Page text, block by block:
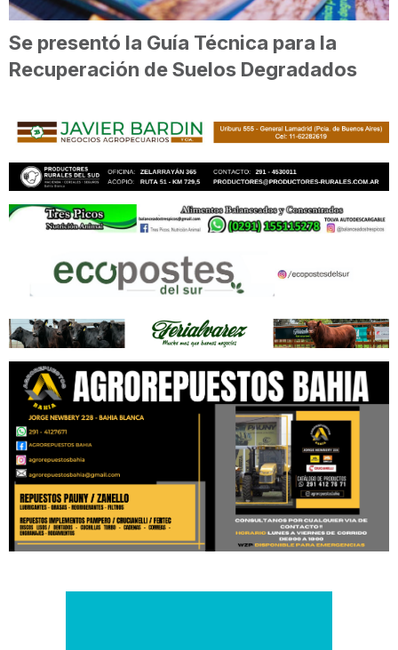
Se presentó la Guía Técnica para la
Recuperación de Suelos Degradados